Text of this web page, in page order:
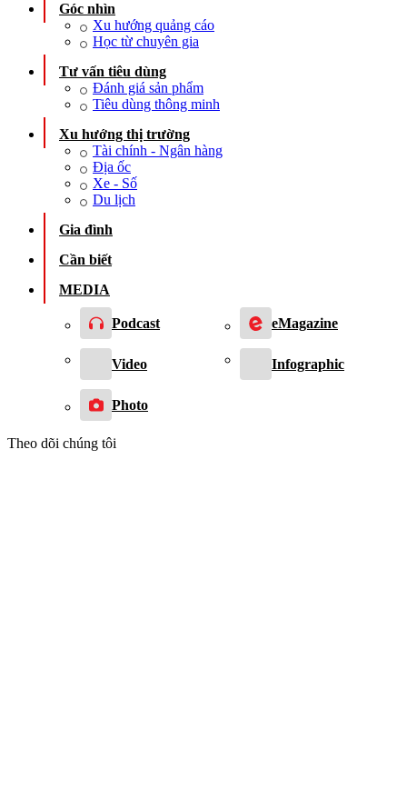
Góc nhìn
Xu hướng quảng cáo
Học từ chuyên gia
Tư vấn tiêu dùng
Đánh giá sản phẩm
Tiêu dùng thông minh
Xu hướng thị trường
Tài chính - Ngân hàng
Địa ốc
Xe - Số
Du lịch
Gia đình
Cần biết
MEDIA
Podcast eMagazine
Video Infographic
Photo
Theo dõi chúng tôi